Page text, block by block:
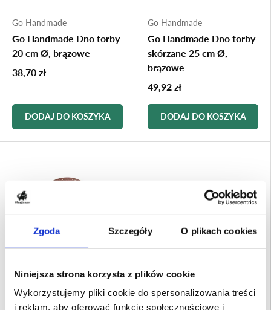
Zgoda Szczegóły O plikach cookies
Niniejsza strona korzysta z plików cookie
Wykorzystujemy pliki cookie do spersonalizowania treści
i reklam, aby oferować funkcje społecznościowe i
Go Handmade
Go Handmade Dno torby
20 cm Ø, brązowe
38,70 zł
DODAJ DO KOSZYKA
Go Handmade
Go Handmade Dno torby
skórzane 25 cm Ø,
brązowe
49,92 zł
DODAJ DO KOSZYKA
Go Handmade
Go Handmade Dno torby
Go Handmade
Go Handmade Dno torby